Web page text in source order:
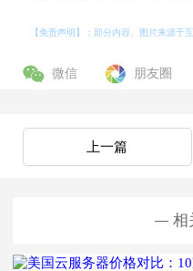
【免责声明】：部分内容、图片来源于
微信 朋友圈
上一篇
相